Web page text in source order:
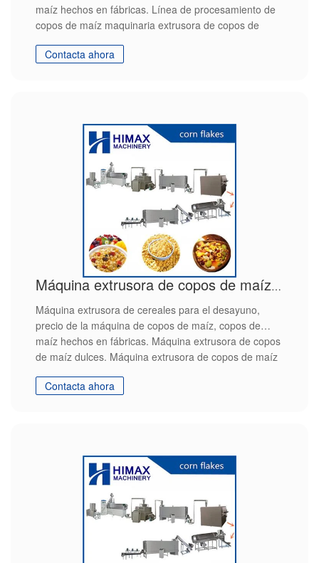
maíz hechos en fábricas. Línea de procesamiento de
copos de maíz maquinaria extrusora de copos de
Contacta ahora
Máquina extrusora de copos de maíz dulce
Máquina extrusora de cereales para el desayuno,
precio de la máquina de copos de maíz, copos de
maíz hechos en fábricas. Máquina extrusora de copos
de maíz dulces. Máquina extrusora de copos de maíz
Contacta ahora